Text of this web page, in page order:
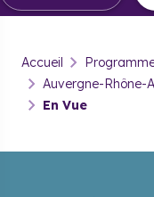
En Vue
Prix & plans
Accueil
Auvergne-Rhône-
En Vue